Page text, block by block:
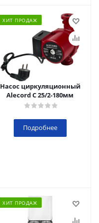
ХИТ ПРОДАЖ
Насос циркуляционный
Alecord C 25/2-180мм
Подробнее
ХИТ ПРОДАЖ